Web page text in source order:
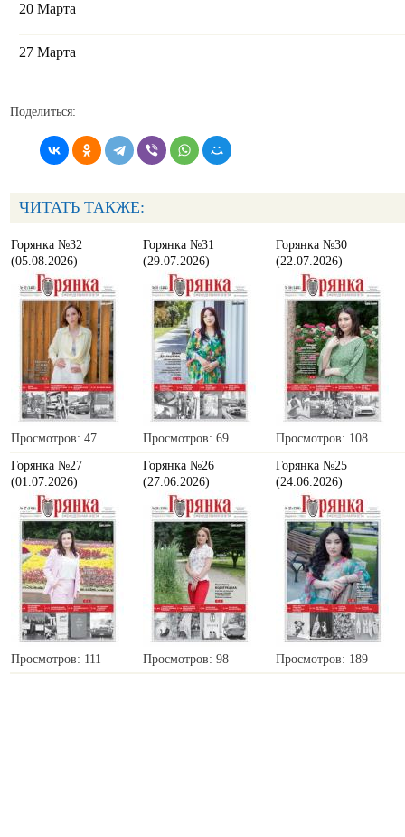
20 Марта
27 Марта
Поделиться:
ЧИТАТЬ ТАКЖЕ:
Горянка №32
(05.08.2026)
Просмотров: 47
Горянка №31
(29.07.2026)
Просмотров: 69
Горянка №30
(22.07.2026)
Просмотров: 108
Горянка №27
(01.07.2026)
Просмотров: 111
Горянка №26
(27.06.2026)
Просмотров: 98
Горянка №25
(24.06.2026)
Просмотров: 189